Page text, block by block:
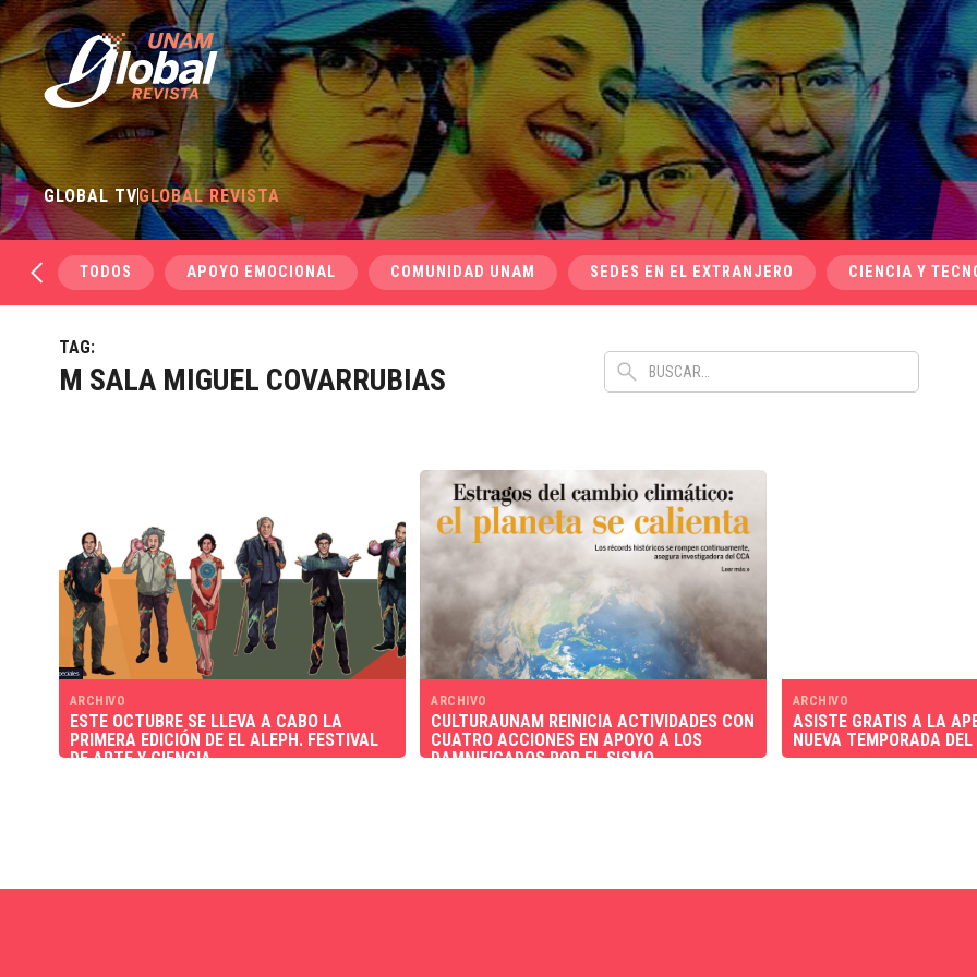
GLOBAL TVGLOBAL REVISTA
TODOS APOYO EMOCIONAL COMUNIDAD UNAM SEDES EN EL EXTRANJERO CIENCIA Y
TAG:
M SALA MIGUEL COVARRUBIAS
ARCHIVO
ESTE OCTUBRE SE LLEVA A CABO LA
PRIMERA EDICIÓN DE EL ALEPH. FESTIVAL
DE ARTE Y CIENCIA
ARCHIVO
CULTURAUNAM REINICIA ACTIVIDADES CON
CUATRO ACCIONES EN APOYO A LOS
DAMNIFICADOS POR EL SISMO
ARCHIVO
ASISTE GRATIS A LA
NUEVA TEMPORADA